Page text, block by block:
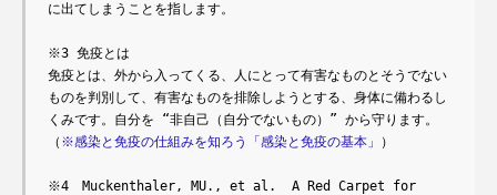
に出てしまうことを指します。
※3 免疫とは
免疫とは、外から入ってくる、人にとって有害なものとそうでない
ものを判別して、有害なものを排除しようとする、身体に備わるし
くみです。自分を “非自己（自分でないもの）” から守ります。
（ ※感染と免疫の仕組みを知ろう「感染と免疫の基本」 ）
※4　Muckenthaler, MU., et al.  A Red Carpet for